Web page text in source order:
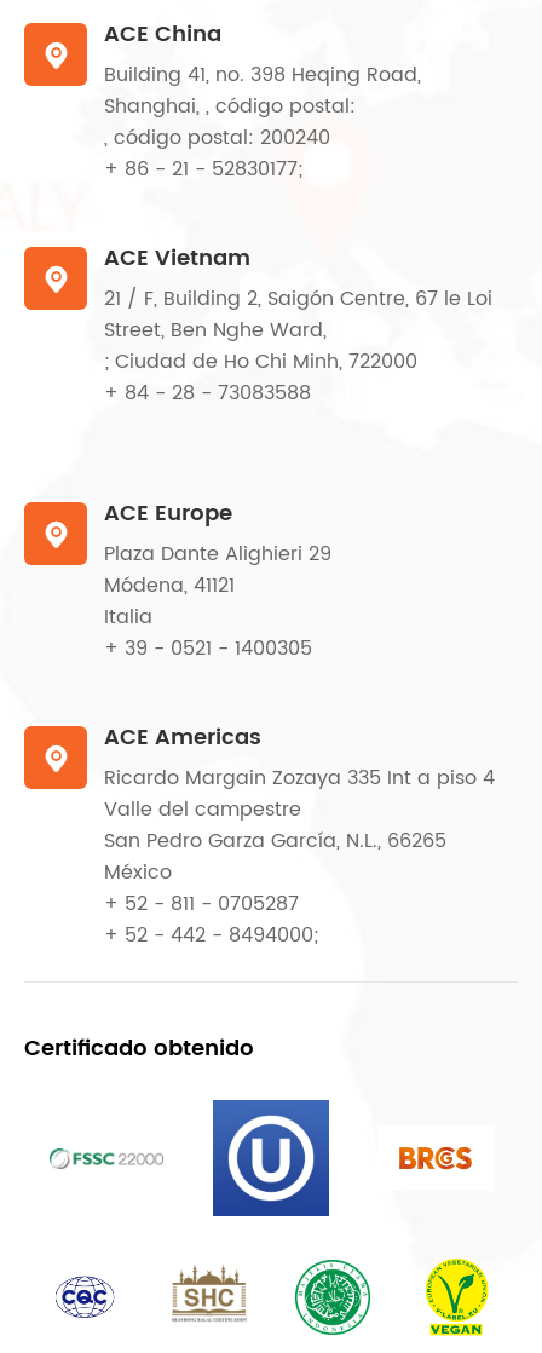

ACE China
Building 41, no. 398 Heqing Road,
Shanghai, , código postal:
, código postal: 200240
+ 86 - 21 - 52830177;

ACE Vietnam
21 / F, Building 2, Saigón Centre, 67 le Loi
Street, Ben Nghe Ward,
; Ciudad de Ho Chi Minh, 722000
+ 84 - 28 - 73083588

ACE Europe
Plaza Dante Alighieri 29
Módena, 41121
Italia
+ 39 - 0521 - 1400305

ACE Americas
Ricardo Margain Zozaya 335 Int a piso 4
Valle del campestre
San Pedro Garza García, N.L., 66265
México
+ 52 - 811 - 0705287
+ 52 - 442 - 8494000;
Certificado obtenido